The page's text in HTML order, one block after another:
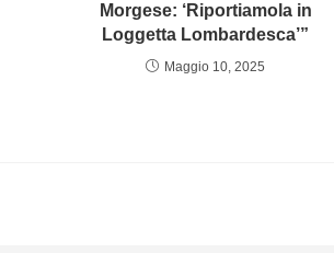
Morgese: ‘Riportiamola in
Loggetta Lombardesca’”
Maggio 10, 2025